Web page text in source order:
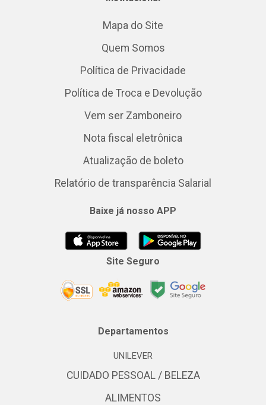
Mapa do Site
Quem Somos
Política de Privacidade
Política de Troca e Devolução
Vem ser Zamboneiro
Nota fiscal eletrônica
Atualização de boleto
Relatório de transparência Salarial
Baixe já nosso APP
Site Seguro
Departamentos
UNILEVER
CUIDADO PESSOAL / BELEZA
ALIMENTOS